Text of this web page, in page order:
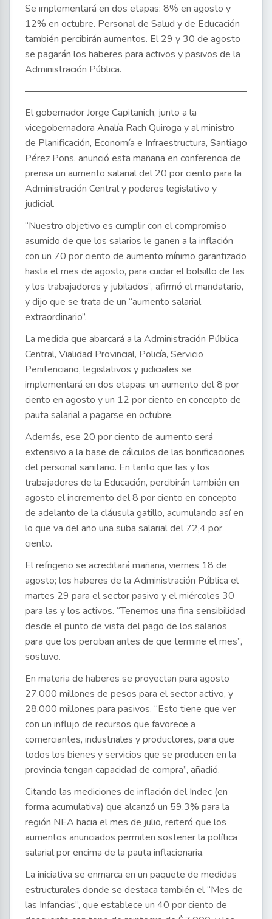
Se implementará en dos etapas: 8% en agosto y
12% en octubre. Personal de Salud y de Educación
también percibirán aumentos. El 29 y 30 de agosto
se pagarán los haberes para activos y pasivos de la
Administración Pública.
El gobernador Jorge Capitanich, junto a la
vicegobernadora Analía Rach Quiroga y al ministro
de Planificación, Economía e Infraestructura, Santiago
Pérez Pons, anunció esta mañana en conferencia de
prensa un aumento salarial del 20 por ciento para la
Administración Central y poderes legislativo y
judicial.
“Nuestro objetivo es cumplir con el compromiso
asumido de que los salarios le ganen a la inflación
con un 70 por ciento de aumento mínimo garantizado
hasta el mes de agosto, para cuidar el bolsillo de las
y los trabajadores y jubilados”, afirmó el mandatario,
y dijo que se trata de un “aumento salarial
extraordinario”.
La medida que abarcará a la Administración Pública
Central, Vialidad Provincial, Policía, Servicio
Penitenciario, legislativos y judiciales se
implementará en dos etapas: un aumento del 8 por
ciento en agosto y un 12 por ciento en concepto de
pauta salarial a pagarse en octubre.
Además, ese 20 por ciento de aumento será
extensivo a la base de cálculos de las bonificaciones
del personal sanitario. En tanto que las y los
trabajadores de la Educación, percibirán también en
agosto el incremento del 8 por ciento en concepto
de adelanto de la cláusula gatillo, acumulando así en
lo que va del año una suba salarial del 72,4 por
ciento.
El refrigerio se acreditará mañana, viernes 18 de
agosto; los haberes de la Administración Pública el
martes 29 para el sector pasivo y el miércoles 30
para las y los activos. “Tenemos una fina sensibilidad
desde el punto de vista del pago de los salarios
para que los perciban antes de que termine el mes”,
sostuvo.
En materia de haberes se proyectan para agosto
27.000 millones de pesos para el sector activo, y
28.000 millones para pasivos. “Esto tiene que ver
con un influjo de recursos que favorece a
comerciantes, industriales y productores, para que
todos los bienes y servicios que se producen en la
provincia tengan capacidad de compra”, añadió.
Citando las mediciones de inflación del Indec (en
forma acumulativa) que alcanzó un 59.3% para la
región NEA hacia el mes de julio, reiteró que los
aumentos anunciados permiten sostener la política
salarial por encima de la pauta inflacionaria.
La iniciativa se enmarca en un paquete de medidas
estructurales donde se destaca también el “Mes de
las Infancias”, que establece un 40 por ciento de